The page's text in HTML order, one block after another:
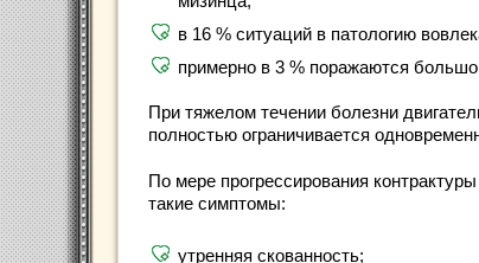
в 16 % ситуаций в патологию
примерно в 3 % поражаются
При тяжелом течении болезни
полностью ограничивается
По мере прогрессирования
такие симптомы:
утренняя скованность;